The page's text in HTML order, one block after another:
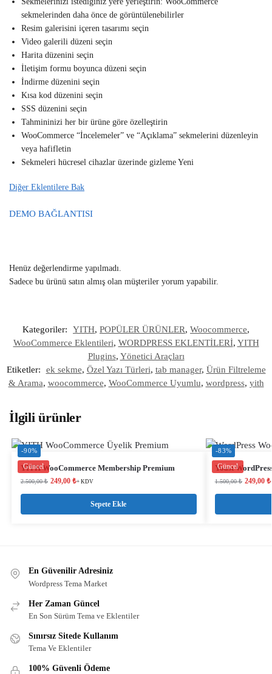
sekmelerinden daha önce de görüntülenebilirler
Resim galerisini içeren tasarımı seçin
Video galerili düzeni seçin
Harita düzenini seçin
İletişim formu boyunca düzeni seçin
İndirme düzenini seçin
Kısa kod düzenini seçin
SSS düzenini seçin
Tahmininizi her bir ürüne göre özelleştirin
WooCommerce “İncelemeler” ve “Açıklama” sekmelerini düzenleyin
veya hafifletin
Sekmeleri hücresel cihazlar üzerinde gizleme Yeni
Diğer Eklentilere Bak
DEMO BAĞLANTISI
Henüz değerlendirme yapılmadı.
Sadece bu ürünü satın almış olan müşteriler yorum yapabilir.
Kategoriler: YITH, POPÜLER ÜRÜNLER, Woocommerce,
WooCommerce Eklentileri, WORDPRESS EKLENTİLERİ, YITH
Plugins, Yönetici Araçları
Etiketler:
ek sekme, Özel Yazı Türleri, tab manager, Ürün Filtreleme
& Arama, woocommerce, WooCommerce Uyumlu, wordpress, yith
İlgili ürünler
-90%
Güncel
YITH WooCommerce Membership Premium
2.500,00₺ 249,00 ₺+ KDV
Sepete Ekle
-83%
Güncel
Yoast
1.500,00₺ 249,00 ₺
En Güvenilir Adresiniz
Wordpress Tema Market
Her Zaman Güncel
En Son Sürüm Tema ve Eklentiler
Sınırsız Sitede Kullanım
Tema Ve Eklentiler
100% Güvenli Ödeme